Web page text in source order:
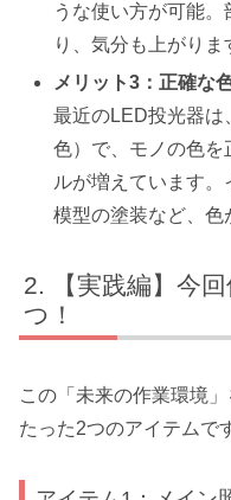
うな使い方が可能
り、気分も上がりま
メリット3：正確な
最近のLED投光器は
色）で、モノの色
ルが増えています。
模型の塗装など、色
【実践編】今
つ！
この「未来の作業環境
たった2つのアイテムで